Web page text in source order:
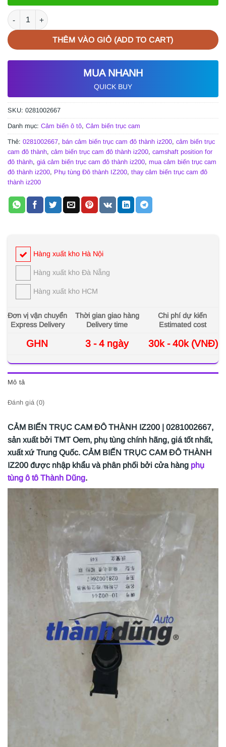
CẢM BIẾN TRỤC CAM ĐÔ THÀNH IZ200 | 0281002667 số lượng
THÊM VÀO GIỎ (ADD TO CART)
MUA NHANH
QUICK BUY
SKU: 0281002667
Danh mục: Cảm biến ô tô, Cảm biến trục cam
Thẻ: 0281002667, bán cảm biến trục cam đô thành iz200, cảm biến trục
cam đô thành, cảm biến trục cam đô thành iz200, camshaft position for
đô thành, giá cảm biến trục cam đô thành iz200, mua cảm biến trục cam
đô thành iz200, Phụ tùng Đô thành IZ200, thay cảm biến trục cam đô
thành iz200
Hàng xuất kho Hà Nội
Hàng xuất kho Đà Nẵng
Hàng xuất kho HCM
Đơn vị vận chuyển
Express Delivery
Thời gian giao hàng
Delivery time
Chi phí dự kiến
Estimated cost
GHN 3 - 4 ngày 30k - 40k (VNĐ)
Mô tả
Đánh giá (0)
CẢM BIẾN TRỤC CAM ĐÔ THÀNH IZ200 | 0281002667,
sản xuất bởi TMT Oem, phụ tùng chính hãng, giá tốt nhất,
xuất xứ Trung Quốc. CẢM BIẾN TRỤC CAM ĐÔ THÀNH
IZ200 được nhập khẩu và phân phối bởi cửa hàng phụ
tùng ô tô Thành Dũng.